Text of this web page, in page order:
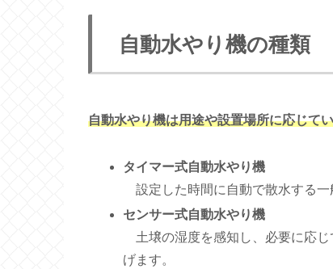
自動水やり機の種類
自動水やり機は用途や設置場所に応じて
タイマー式自動水やり機
設定した時間に自動で散水する一
センサー式自動水やり機
土壌の湿度を感知し、必要に応じ
げます。